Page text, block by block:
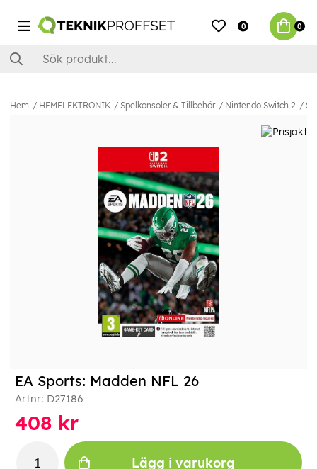
0 0
Hem HEMELEKTRONIK Spelkonsoler & Tillbehör Nintendo Switch 2
EA Sports: Madden NFL 26
Artnr: D27186
408 kr
Lägg i varukorg